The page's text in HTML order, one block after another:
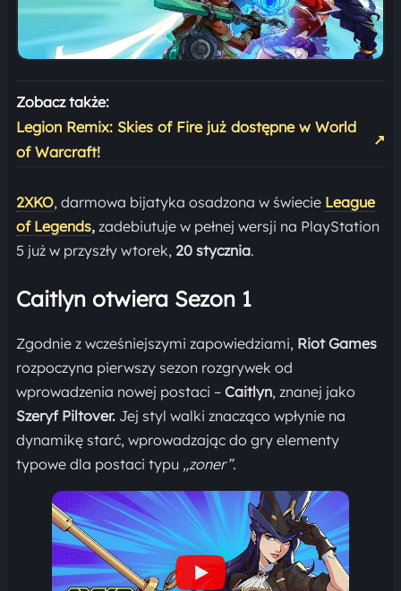
Zobacz także:
Legion Remix: Skies of Fire już dostępne w World
of Warcraft!
↗
2XKO, darmowa bijatyka osadzona w świecie League
of Legends,zadebiutuje w pełnej wersji na PlayStation
5 już w przyszły wtorek, 20 stycznia.
Caitlyn otwiera Sezon 1
Zgodnie z wcześniejszymi zapowiedziami, Riot Games
rozpoczyna pierwszy sezon rozgrywek od
wprowadzenia nowej postaci – Caitlyn, znanej jako
Szeryf Piltover.Jej styl walki znacząco wpłynie na
dynamikę starć, wprowadzając do gry elementy
typowe dla postaci typu „zoner”.